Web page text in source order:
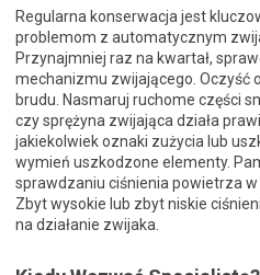
Regularna konserwacja jest
problemom z automatycznym
Przynajmniej raz na kwartał,
mechanizmu zwijającego. Oczyść
brudu. Nasmaruj ruchome części
czy sprężyna zwijająca działa
jakiekolwiek oznaki zużycia lub
wymień uszkodzone elementy.
sprawdzaniu ciśnienia powietrza
Zbyt wysokie lub zbyt niskie
na działanie zwijaka.